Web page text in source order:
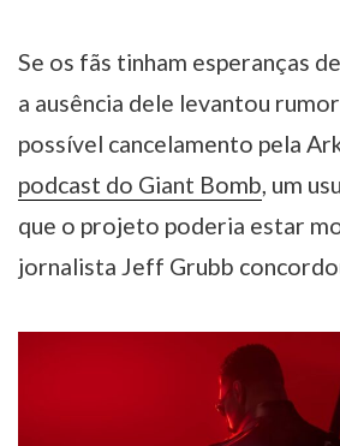
Se os fãs tinham esperanças
a ausência dele levantou
possível cancelamento pela
podcast do Giant Bomb, um
que o projeto poderia estar
jornalista Jeff Grubb